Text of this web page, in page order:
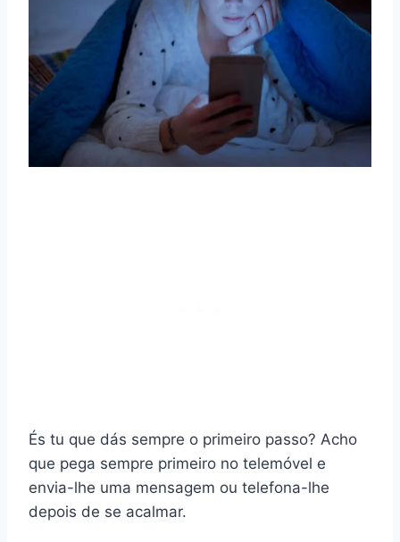
És tu que dás sempre o primeiro passo? Acho
que pega sempre primeiro no telemóvel e
envia-lhe uma mensagem ou telefona-lhe
depois de se acalmar.